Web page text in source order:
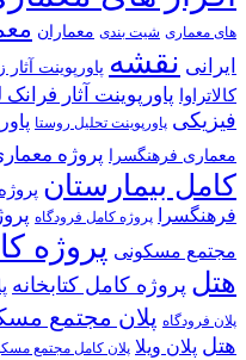
شیت بندی معماران معماری
پاورپوینت آثار زاها حدید
آثار فرانک لوید رایت
تحلیل روستا پاورپوینت
پروژه معماری موزه
پروژه کامل
پروژه کامل فرودگاه پروژه کامل
پروژه کامل
کامل کتابخانه پلان پلان
پلان مجتمع مسکونی پلان
پلان کامل مجتمع مسکونی پلان